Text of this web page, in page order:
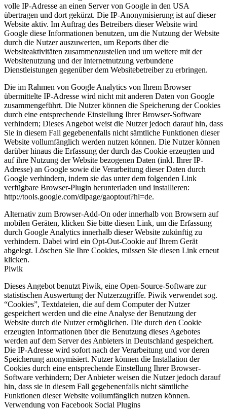
volle IP-Adresse an einen Server von Google in den USA
übertragen und dort gekürzt. Die IP-Anonymisierung ist auf dieser
Website aktiv. Im Auftrag des Betreibers dieser Website wird
Google diese Informationen benutzen, um die Nutzung der Website
durch die Nutzer auszuwerten, um Reports über die
Websiteaktivitäten zusammenzustellen und um weitere mit der
Websitenutzung und der Internetnutzung verbundene
Dienstleistungen gegenüber dem Websitebetreiber zu erbringen.
Die im Rahmen von Google Analytics von Ihrem Browser
übermittelte IP-Adresse wird nicht mit anderen Daten von Google
zusammengeführt. Die Nutzer können die Speicherung der Cookies
durch eine entsprechende Einstellung Ihrer Browser-Software
verhindern; Dieses Angebot weist die Nutzer jedoch darauf hin, dass
Sie in diesem Fall gegebenenfalls nicht sämtliche Funktionen dieser
Website vollumfänglich werden nutzen können. Die Nutzer können
darüber hinaus die Erfassung der durch das Cookie erzeugten und
auf ihre Nutzung der Website bezogenen Daten (inkl. Ihrer IP-
Adresse) an Google sowie die Verarbeitung dieser Daten durch
Google verhindern, indem sie das unter dem folgenden Link
verfügbare Browser-Plugin herunterladen und installieren:
http://tools.google.com/dlpage/gaoptout?hl=de.
Alternativ zum Browser-Add-On oder innerhalb von Browsern auf
mobilen Geräten, klicken Sie bitte diesen Link, um die Erfassung
durch Google Analytics innerhalb dieser Website zukünftig zu
verhindern. Dabei wird ein Opt-Out-Cookie auf Ihrem Gerät
abgelegt. Löschen Sie Ihre Cookies, müssen Sie diesen Link erneut
klicken.
Piwik
Dieses Angebot benutzt Piwik, eine Open-Source-Software zur
statistischen Auswertung der Nutzerzugriffe. Piwik verwendet sog.
“Cookies”, Textdateien, die auf dem Computer der Nutzer
gespeichert werden und die eine Analyse der Benutzung der
Website durch die Nutzer ermöglichen. Die durch den Cookie
erzeugten Informationen über die Benutzung dieses Agebotes
werden auf dem Server des Anbieters in Deutschland gespeichert.
Die IP-Adresse wird sofort nach der Verarbeitung und vor deren
Speicherung anonymisiert. Nutzer können die Installation der
Cookies durch eine entsprechende Einstellung Ihrer Browser-
Software verhindern; Der Anbieter weisen die Nutzer jedoch darauf
hin, dass sie in diesem Fall gegebenenfalls nicht sämtliche
Funktionen dieser Website vollumfänglich nutzen können.
Verwendung von Facebook Social Plugins